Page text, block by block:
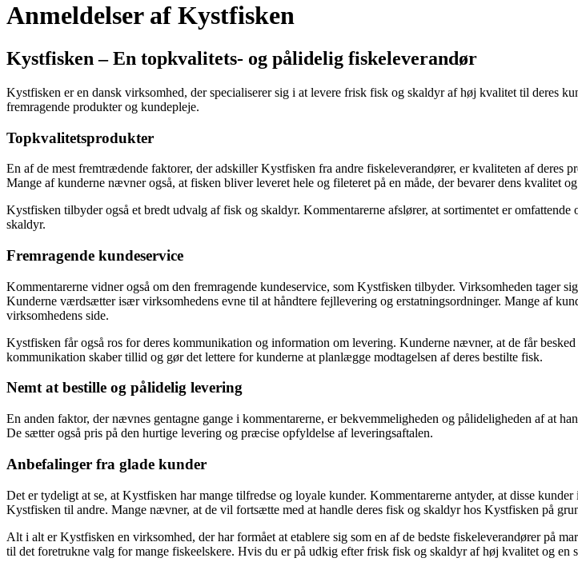
Anmeldelser af Kystfisken
Kystfisken – En topkvalitets- og pålidelig fiskeleverandør
Kystfisken er en dansk virksomhed, der specialiserer sig i at levere frisk fisk og skaldyr af høj kvalitet til deres
fremragende produkter og kundepleje.
Topkvalitetsprodukter
En af de mest fremtrædende faktorer, der adskiller Kystfisken fra andre fiskeleverandører, er kvaliteten af deres
Mange af kunderne nævner også, at fisken bliver leveret hele og fileteret på en måde, der bevarer dens kvalitet
Kystfisken tilbyder også et bredt udvalg af fisk og skaldyr. Kommentarerne afslører, at sortimentet er
skaldyr.
Fremragende kundeservice
Kommentarerne vidner også om den fremragende kundeservice, som Kystfisken tilbyder. Virksomheden tager
Kunderne værdsætter især virksomhedens evne til at håndtere fejllevering og erstatningsordninger. Mange af
virksomhedens side.
Kystfisken får også ros for deres kommunikation og information om levering. Kunderne nævner, at de får
kommunikation skaber tillid og gør det lettere for kunderne at planlægge modtagelsen af deres bestilte fisk.
Nemt at bestille og pålidelig levering
En anden faktor, der nævnes gentagne gange i kommentarerne, er bekvemmeligheden og pålideligheden af at
De sætter også pris på den hurtige levering og præcise opfyldelse af leveringsaftalen.
Anbefalinger fra glade kunder
Det er tydeligt at se, at Kystfisken har mange tilfredse og loyale kunder. Kommentarerne antyder, at disse
Kystfisken til andre. Mange nævner, at de vil fortsætte med at handle deres fisk og skaldyr hos Kystfisken på
Alt i alt er Kystfisken en virksomhed, der har formået at etablere sig som en af de bedste fiskeleverandører på
til det foretrukne valg for mange fiskeelskere. Hvis du er på udkig efter frisk fisk og skaldyr af høj kvalitet og en